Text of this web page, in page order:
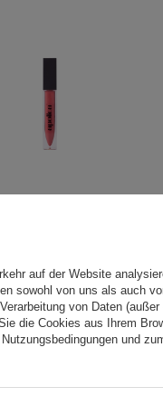
Orange Lips -
6ml
auf der Website
sowohl von uns als auch
von Daten (außer
die Cookies aus Ihrem
und